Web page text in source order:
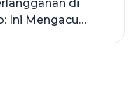
di
Ini Mengacu